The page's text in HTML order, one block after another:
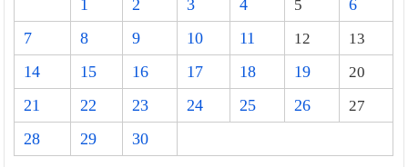
1
2 3 4 5
6
7
8 9 10 11 12
13
14
15 16 17 18 19
20
21
22 23 24 25 26
27
28
29 30